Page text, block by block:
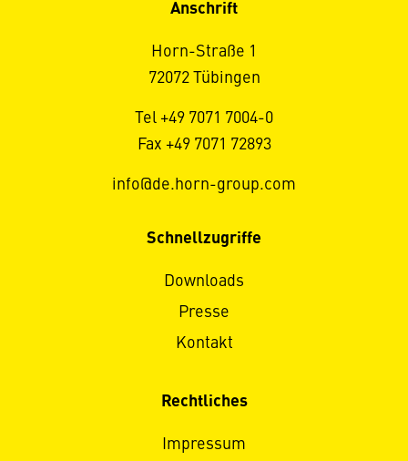
Anschrift
Horn-Straße 1
72072 Tübingen
Tel +49 7071 7004-0
Fax +49 7071 72893
info@de.horn-group.com
Schnellzugriffe
Downloads
Presse
Kontakt
Rechtliches
Impressum